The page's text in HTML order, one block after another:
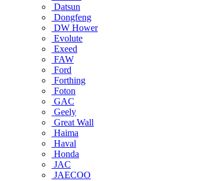
Datsun
Dongfeng
DW Hower
Evolute
Exeed
FAW
Ford
Forthing
Foton
GAC
Geely
Great Wall
Haima
Haval
Honda
JAC
JAECOO